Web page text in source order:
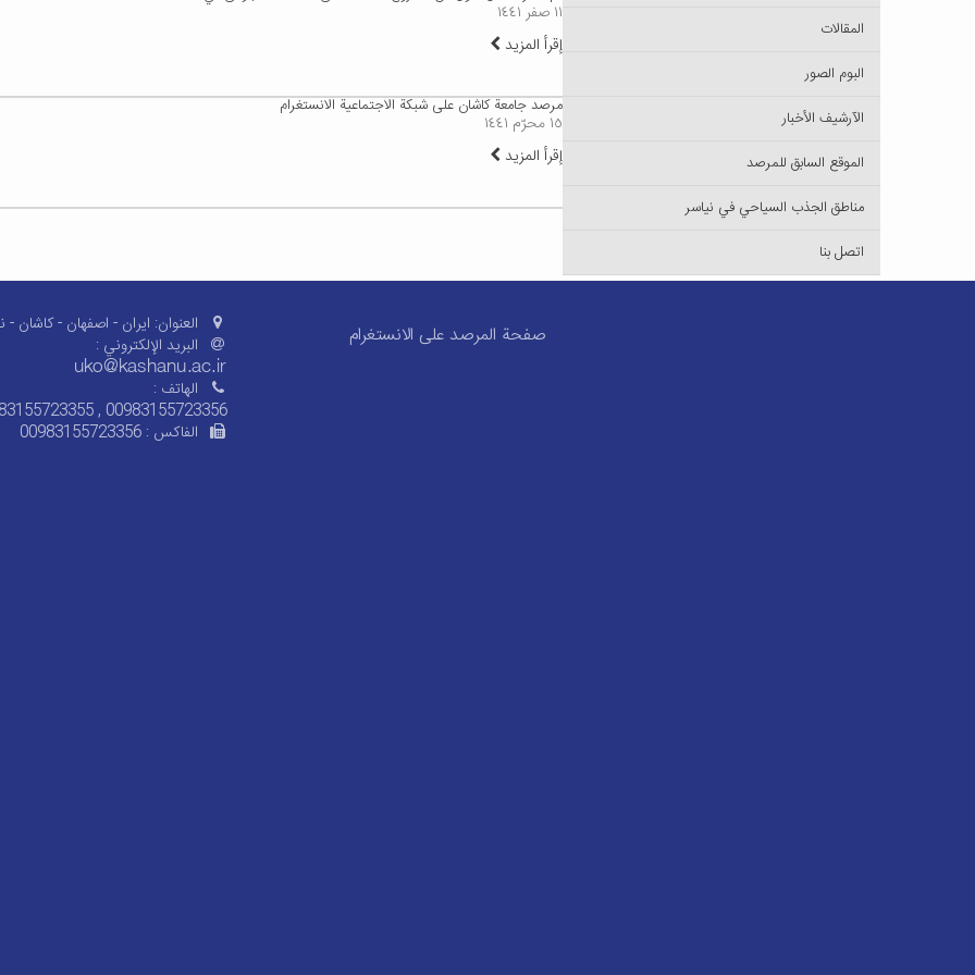
١١ صفر ١٤٤١
إقرأ المزيد
مرصد جامعة كاشان على شبكة الاجتماعية الانستغرام
١٥ محرّم ١٤٤١
إقرأ المزيد
المقالات
البوم الصور
الآرشيف الأخبار
الموقع السابق للمرصد
مناطق الجذب السياحي في نياسر
اتصل بنا
صفحة المرصد على الانستغرام العنوان: ایران - اصفهان - کاشان -
البريد الإلکتروني :
الهاتف :
, 00983155723356
الفاکس : 00983155723356